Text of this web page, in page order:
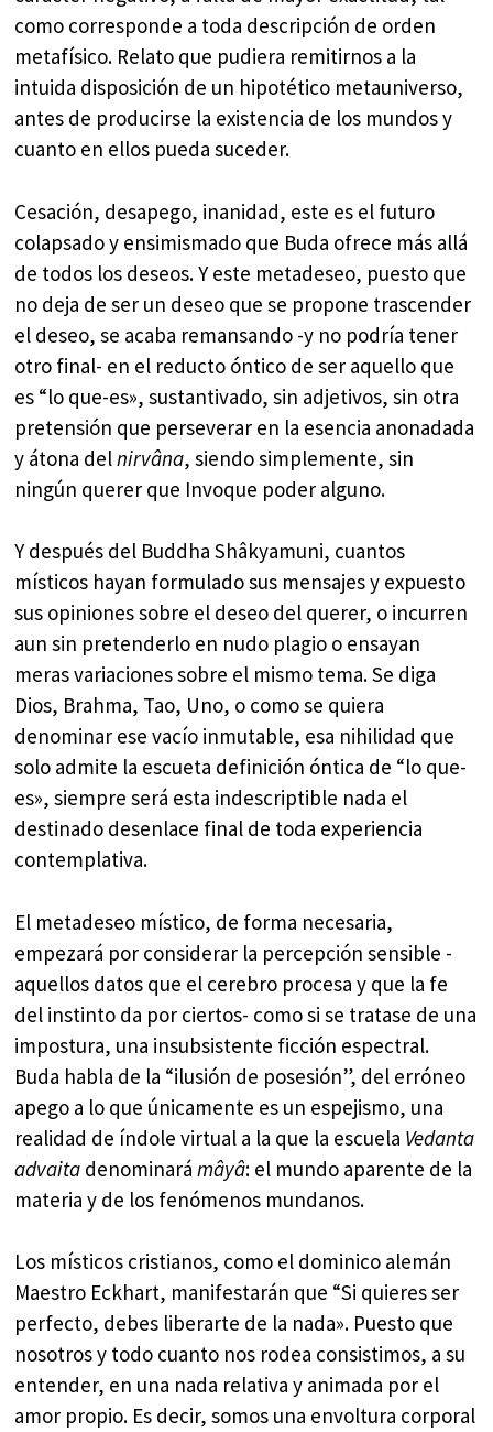
como corresponde a toda descripción de orden
metafísico. Relato que pudiera remitirnos a la
intuida disposición de un hipotético metauniverso,
antes de producirse la existencia de los mundos y
cuanto en ellos pueda suceder.
Cesación, desapego, inanidad, este es el futuro
colapsado y ensimismado que Buda ofrece más allá
de todos los deseos. Y este metadeseo, puesto que
no deja de ser un deseo que se propone trascender
el deseo, se acaba remansando -y no podría tener
otro final- en el reducto óntico de ser aquello que
es “lo que-es», sustantivado, sin adjetivos, sin otra
pretensión que perseverar en la esencia anonadada
y átona delnirvâna, siendo simplemente, sin
ningún querer que Invoque poder alguno.
Y después del Buddha Shâkyamuni, cuantos
místicos hayan formulado sus mensajes y expuesto
sus opiniones sobre el deseo del querer, o incurren
aun sin pretenderlo en nudo plagio o ensayan
meras variaciones sobre el mismo tema. Se diga
Dios, Brahma, Tao, Uno, o como se quiera
denominar ese vacío inmutable, esa nihilidad que
solo admite la escueta definición óntica de “lo que-
es», siempre será esta indescriptible nada el
destinado desenlace final de toda experiencia
contemplativa.
El metadeseo místico, de forma necesaria,
empezará por considerar la percepción sensible -
aquellos datos que el cerebro procesa y que la fe
del instinto da por ciertos- como si se tratase de una
impostura, una insubsistente ficción espectral.
Buda habla de la “ilusión de posesión”, del erróneo
apego a lo que únicamente es un espejismo, una
realidad de índole virtual a la que la escuela Vedanta
advaita denominarámâyâ: el mundo aparente de la
materia y de los fenómenos mundanos.
Los místicos cristianos, como el dominico alemán
Maestro Eckhart, manifestarán que “Si quieres ser
perfecto, debes liberarte de la nada». Puesto que
nosotros y todo cuanto nos rodea consistimos, a su
entender, en una nada relativa y animada por el
amor propio. Es decir, somos una envoltura corporal